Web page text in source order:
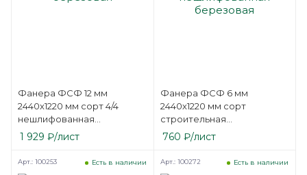
Фанера ФСФ 12 мм
2440х1220 мм сорт 4/4
нешлифованная
березовая
1 929 ₽/лист
Фанера ФСФ 6 мм
2440х1220 мм сорт
строительная
нешлифованная
березовая
760 ₽/лист
Есть в наличии
Арт.: 100253 Есть в наличии
Арт.: 100272